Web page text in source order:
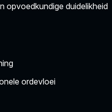
opvoedkundige duidelikheid
ordevloei